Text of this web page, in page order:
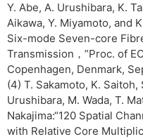
Y. Abe, A. Urushibara, K.
Aikawa, Y. Miyamoto, and
Six-mode Seven-core
Transmission，”Proc. of
Copenhagen, Denmark,
(4) T. Sakamoto, K. Saitoh,
Urushibara, M. Wada, T.
Nakajima:“120 Spatial
with Relative Core